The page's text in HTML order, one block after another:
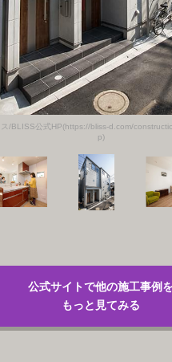
ス/BLISS公式HP(https://bliss-d.com/
p)
公式サイトで他の施工事例
もっと見てみる